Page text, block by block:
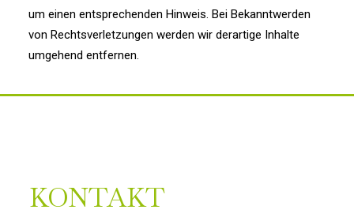
um einen entsprechenden Hinweis. Bei Bekanntwerden
von Rechtsverletzungen werden wir derartige Inhalte
umgehend entfernen.
KONTAKT